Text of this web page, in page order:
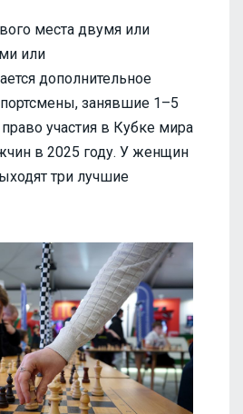
места двумя или
или
дополнительное
занявшие 1–5
участия в Кубке мира
в 2025 году. У женщин
три лучшие